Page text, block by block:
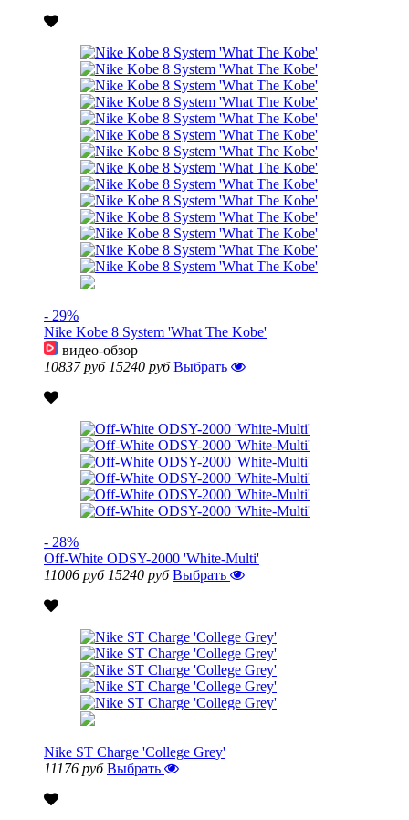
- 29%
Nike Kobe 8 System 'What The Kobe'
видео-обзор
10837 руб 15240 руб Выбрать
- 28%
Off-White ODSY-2000 'White-Multi'
11006 руб 15240 руб Выбрать
Nike ST Charge 'College Grey'
11176 руб Выбрать